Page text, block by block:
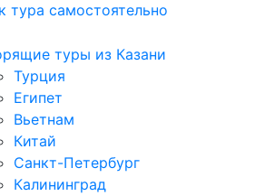
тура самостоятельно
туры из Казани
Турция
Египет
Вьетнам
Китай
Санкт-Петербург
Калининград